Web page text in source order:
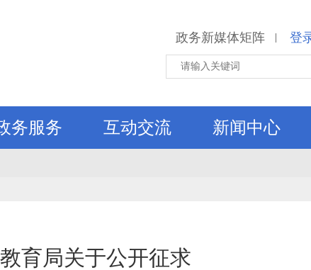
政务新媒体矩阵 | 登
务服务 互动交流 新闻中心
育局关于公开征求